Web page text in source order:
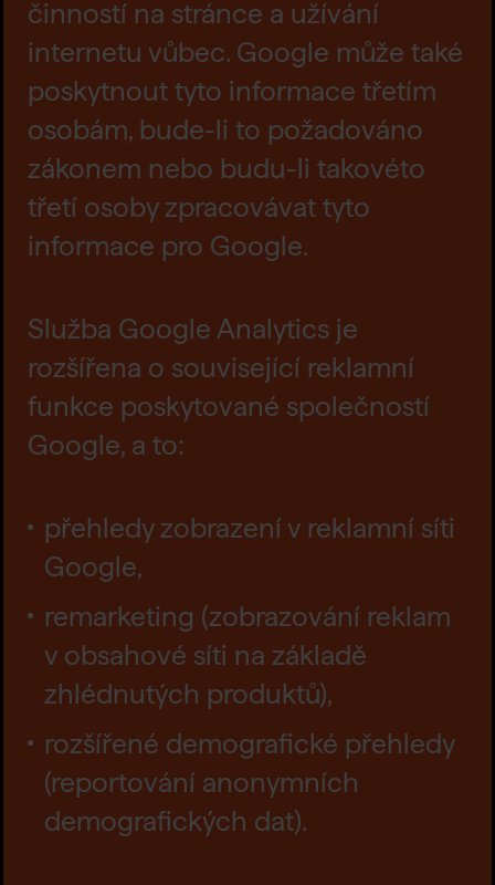
činností na stránce a užívání
internetu vůbec. Google může také
poskytnout tyto informace třetím
osobám, bude-li to požadováno
zákonem nebo budu-li takovéto
třetí osoby zpracovávat tyto
informace pro Google.
Služba Google Analytics je
rozšířena o související reklamní
funkce poskytované společností
Google, a to:
přehledy zobrazení v reklamní síti
Google,
remarketing (zobrazování reklam
v obsahové síti na základě
zhlédnutých produktů),
rozšířené demografické přehledy
(reportování anonymních
demografických dat).